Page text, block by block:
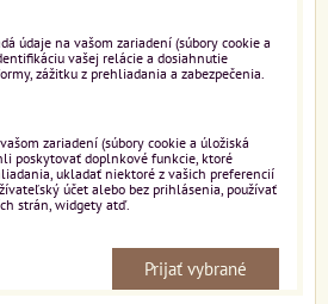
údaje na vašom zariadení (súbory cookie a
vašej relácie a dosiahnutie
zážitku z prehliadania a zabezpečenia.
zariadení (súbory cookie a úložiská
poskytovať doplnkové funkcie, ktoré
ukladať niektoré z vašich preferencií
účet alebo bez prihlásenia, používať
strán, widgety atď.
Prijať vybrané